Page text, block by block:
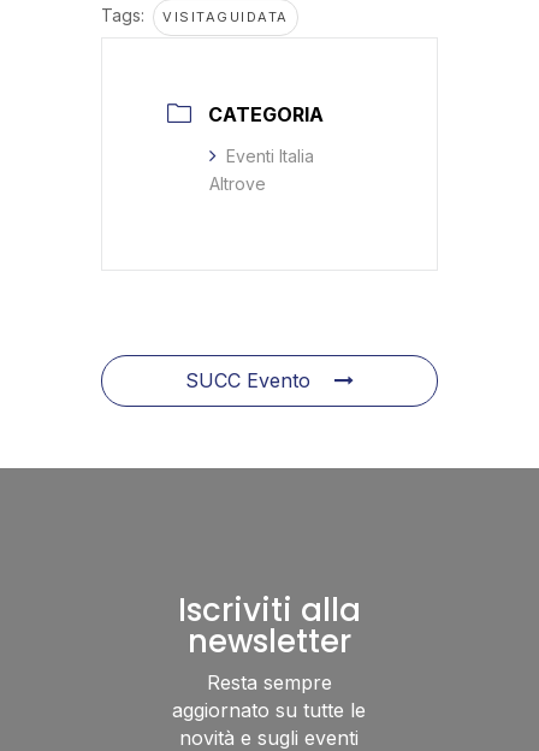
Tags: VISITAGUIDATA
CATEGORIA
Eventi Italia
Altrove
SUCC Evento
Iscriviti alla
newsletter
Resta sempre
aggiornato su tutte le
novità e sugli eventi